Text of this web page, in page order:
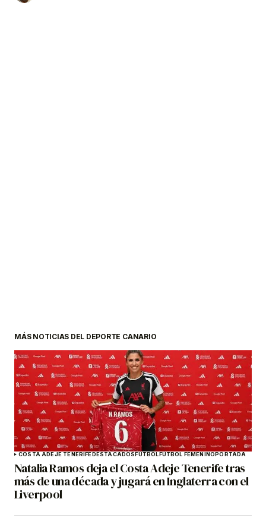
MÁS NOTICIAS DEL DEPORTE CANARIO
COSTA ADEJE TENERIFEDESTACADOSFÚTBOLFÚTBOL FEMENINOPORTADA
Natalia Ramos deja el Costa Adeje Tenerife tras
más de una década y jugará en Inglaterra con el
Liverpool